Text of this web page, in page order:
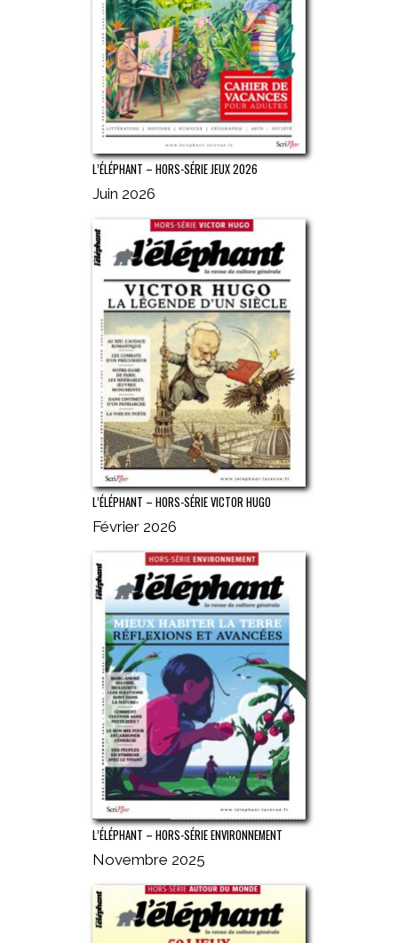
L’ÉLÉPHANT – HORS-SÉRIE JEUX 2026
Juin 2026
L’ÉLÉPHANT – HORS-SÉRIE VICTOR HUGO
Février 2026
L’ÉLÉPHANT – HORS-SÉRIE ENVIRONNEMENT
Novembre 2025